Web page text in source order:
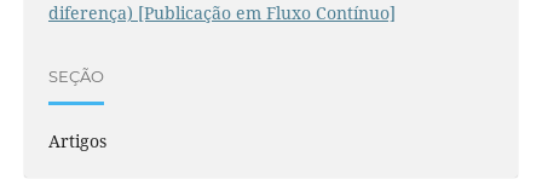
diferença) [Publicação em Fluxo Contínuo]
SEÇÃO
Artigos